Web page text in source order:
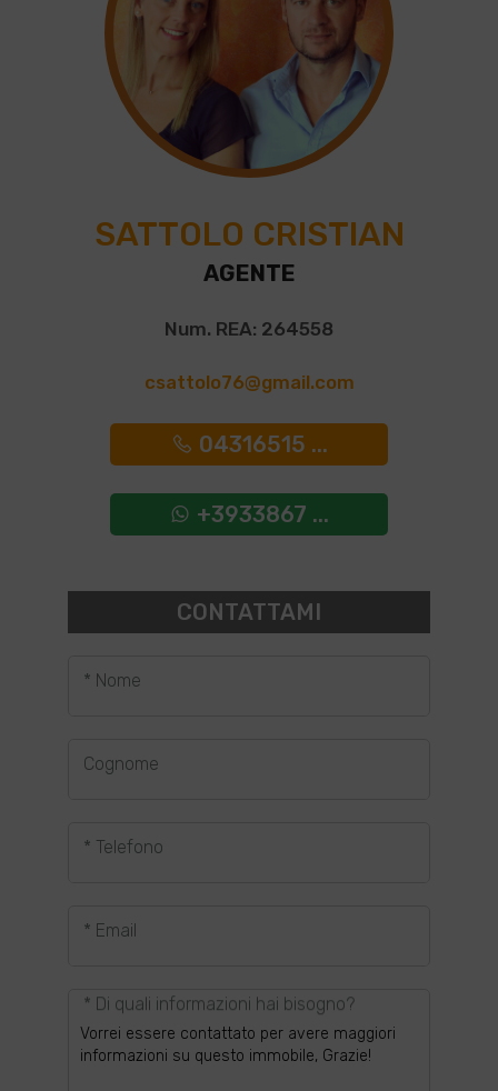
SATTOLO CRISTIAN
AGENTE
Num. REA: 264558
csattolo76@gmail.com
04316515 ...
+3933867 ...
CONTATTAMI
* Nome
Cognome
* Telefono
* Email
* Di quali informazioni hai bisogno?